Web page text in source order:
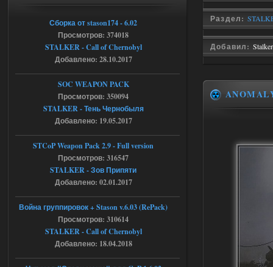
Раздел:
Добавил:
[05.08.26
FATAL ERROR
[error]Expression : FATAL ERROR
[error]Function :
CScriptEngine::lua_pcall_failed
[error]File : D:\a\OGSR-
Engine\OGSR-
Engine\ogsr_engine\COMMON_AI\scrip
[error]Line : 75
[error]Description :
[CScriptEngine::lua_pcall_failed]: ... -
shadow of
chernobyl\gamedata\scripts\xr_camper.sc
ript:510: attempt to index local 'manager'
(a nil value)
Вылет после захода в Припять.
Ответить ➤
05.08.2026
Скованные одной цепью
r4908778
с избавлением от баласта,
доходяга.
Сборка от stason174 - 6.02
Просмотров: 374018
STALKER - Call of Chernobyl
Добавлено: 28.10.2017
SOC WEAPON PACK
Просмотров: 350094
STALKER - Тень Чернобыля
Добавлено: 19.05.2017
STCoP Weapon Pack 2.9 - Full version
Просмотров: 316547
STALKER - Зов Припяти
Добавлено: 02.01.2017
Война группировок + Stason v.6.03 (RePack)
Просмотров: 310614
STALKER - Call of Chernobyl
Добавлено: 18.04.2018